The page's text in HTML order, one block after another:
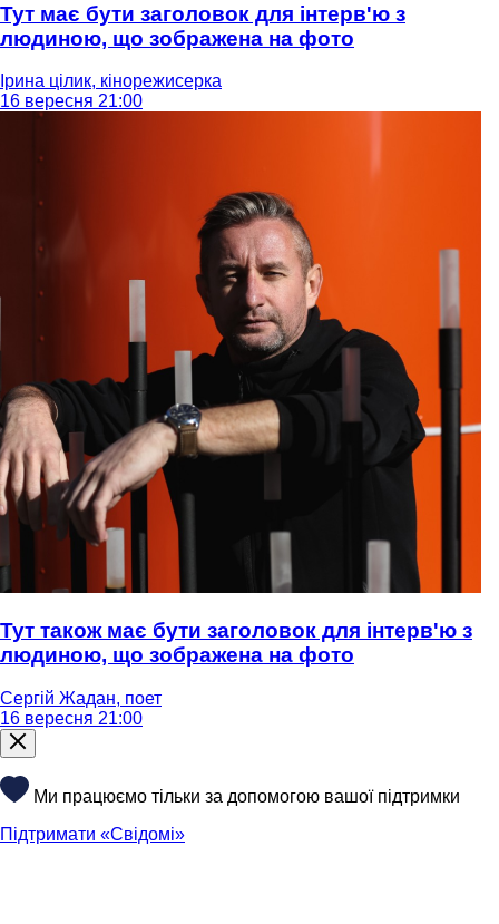
Тут має бути заголовок для інтерв'ю з
людиною, що зображена на фото
Ірина цілик, кінорежисерка
16 вересня 21:00
Тут також має бути заголовок для інтерв'ю з
людиною, що зображена на фото
Сергій Жадан, поет
16 вересня 21:00
Ми працюємо тільки за допомогою вашої підтримки
Підтримати «Свідомі»